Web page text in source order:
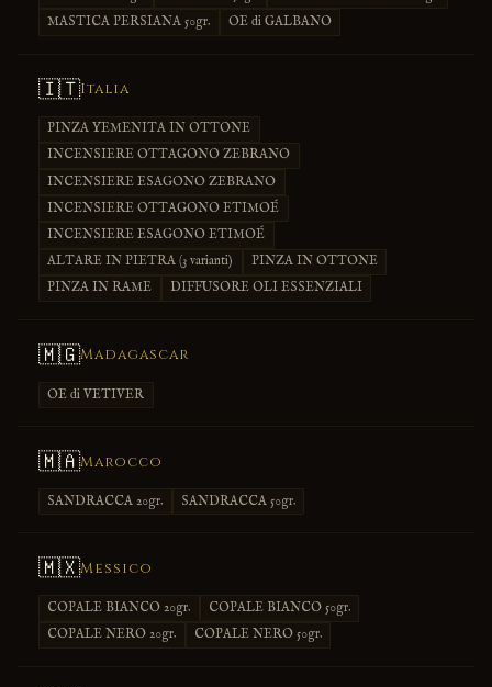
MASTICA PERSIANA 50gr.
OE di GALBANO
🇮🇹Italia
PINZA YEMENITA IN OTTONE
INCENSIERE OTTAGONO ZEBRANO
INCENSIERE ESAGONO ZEBRANO
INCENSIERE OTTAGONO ETIMOÉ
INCENSIERE ESAGONO ETIMOÉ
ALTARE IN PIETRA (3 varianti)
PINZA IN OTTONE
PINZA IN RAME
DIFFUSORE OLI ESSENZIALI
🇲🇬Madagascar
OE di VETIVER
🇲🇦Marocco
SANDRACCA 20gr. SANDRACCA 50gr.
🇲🇽Messico
COPALE BIANCO 20gr.
COPALE BIANCO 50gr.
COPALE NERO 20gr.
COPALE NERO 50gr.